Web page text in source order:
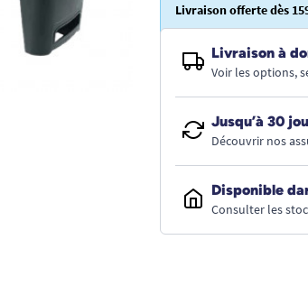
Livraison offerte dès
Livraison à
Voir les options,
Jusqu’à 30
Découvrir nos
Disponible
Consulter les